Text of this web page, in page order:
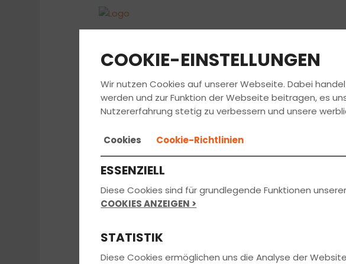
FAHRSCHULE
Du möchtest
Wir machen es möglich, mit
COOKIE-EINSTELLUNGEN
Wir nutzen Cookies auf unserer Webseite. Dabei
werden und zur Funktion der Webseite beitragen, es
Nutzererfahrung stetig zu verbessern und unsere
Cookies Cookie-Richtlinien
ESSENZIELL
Diese Cookies sind für grundlegende Funktionen
COOKIES ANZEIGEN >
STATISTIK
Diese Cookies ermöglichen uns die Analyse der